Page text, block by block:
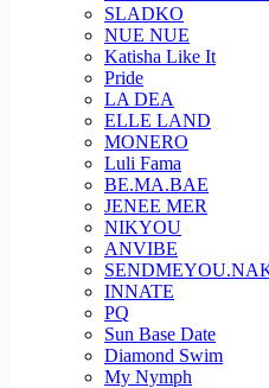
SLADKO
NUE NUE
Katisha Like It
Pride
LA DEA
ELLE LAND
MONERO
Luli Fama
BE.MA.BAE
JENEE MER
NIKYOU
ANVIBE
INNATE
PQ
Sun Base Date
Diamond Swim
My Nymph